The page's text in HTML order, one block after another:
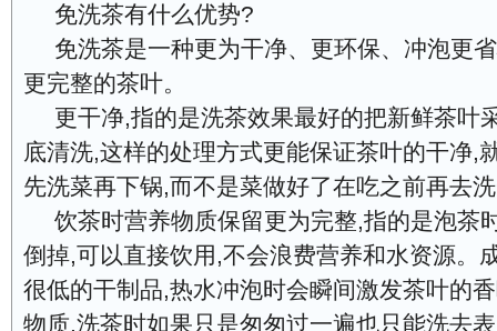
免洗茶有什么优势?
免洗茶是一种更为干净、更环保、冲泡更
更完整的茶叶。
更干净,指的是洗茶效果最好的把新鲜茶叶
底清洗,这样的处理方式更能保证茶叶的干净,
先洗菜再下锅,而不是菜做好了在吃之前再去
饮茶时营养物质保留更为完整,指的是泡茶
倒掉,可以直接饮用,不会浪费营养和水资源。
很低的干制品,热水冲泡时会瞬间激发茶叶的
物质,洗茶时如果只是匆匆过一遍也只能洗去